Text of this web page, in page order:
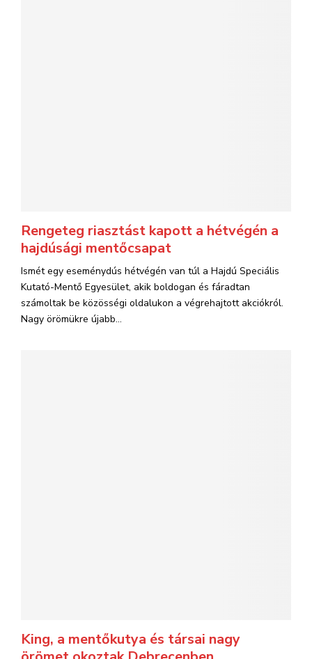
Rengeteg riasztást kapott a hétvégén a
hajdúsági mentőcsapat
Ismét egy eseménydús hétvégén van túl a Hajdú Speciális
Kutató-Mentő Egyesület, akik boldogan és fáradtan
számoltak be közösségi oldalukon a végrehajtott akciókról.
Nagy örömükre újabb...
King, a mentőkutya és társai nagy